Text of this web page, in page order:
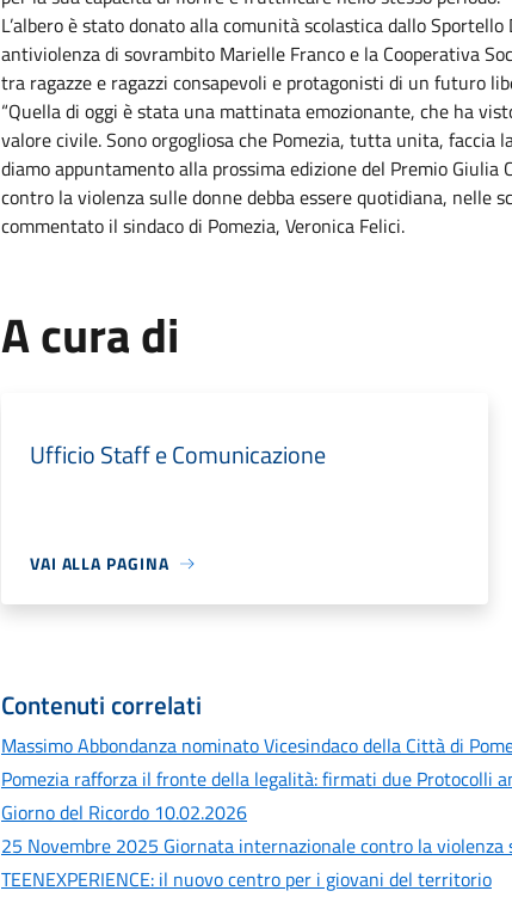
L’albero è stato donato alla comunità scolastica dallo
antiviolenza di sovrambito Marielle Franco e la Cooperativa
tra ragazze e ragazzi consapevoli e protagonisti di un futuro
“Quella di oggi è stata una mattinata emozionante, che ha
valore civile. Sono orgogliosa che Pomezia, tutta unita, faccia
diamo appuntamento alla prossima edizione del Premio
contro la violenza sulle donne debba essere quotidiana, nelle
commentato il sindaco di Pomezia, Veronica Felici.
A cura di
Ufficio Staff e Comunicazione
VAI ALLA PAGINA
Contenuti correlati
Massimo Abbondanza nominato Vicesindaco della Città di
Pomezia rafforza il fronte della legalità: firmati due Protocolli
Giorno del Ricordo 10.02.2026
25 Novembre 2025 Giornata internazionale contro la violenza
TEENEXPERIENCE: il nuovo centro per i giovani del territorio